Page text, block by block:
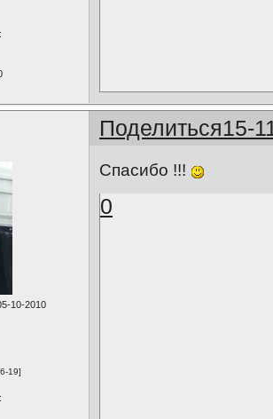
Поделиться15-
10-2010
19]
Cпасибо !!!
0